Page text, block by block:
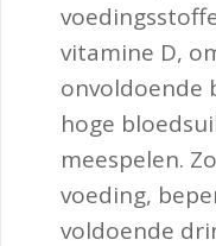
vitamine D,
onvoldoende
hoge
meespelen.
voeding,
voldoende